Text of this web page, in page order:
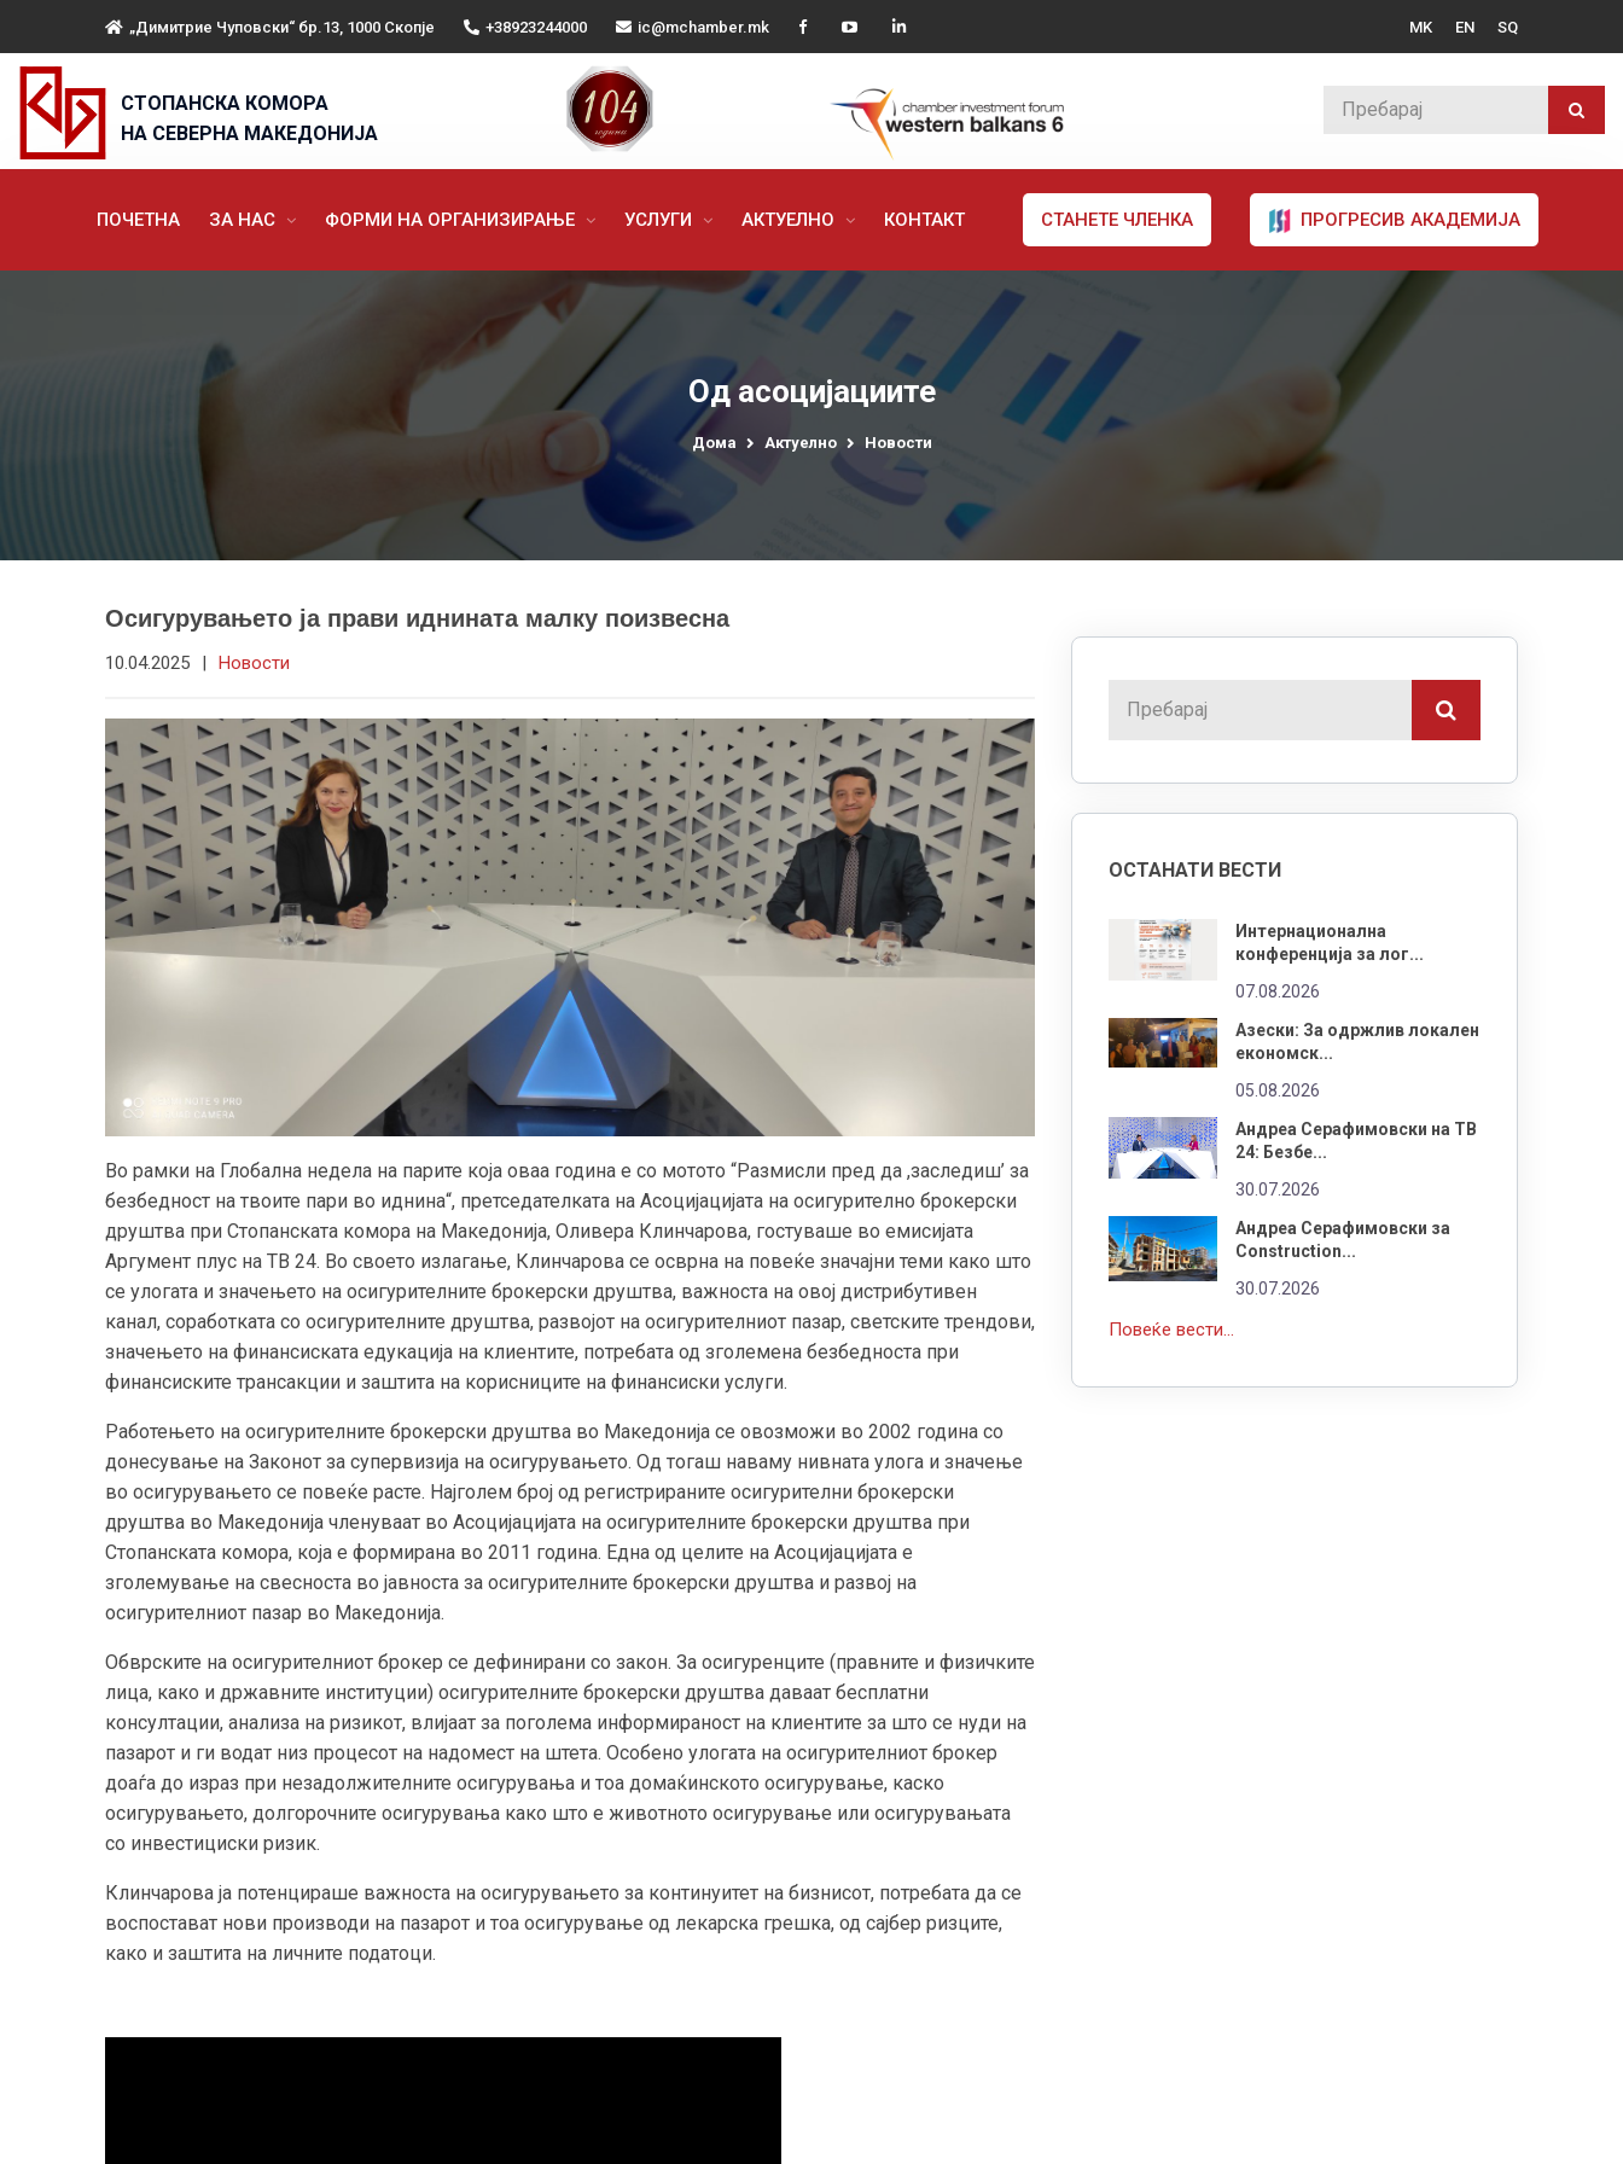
„Димитрие Чуповски“ бр.13, 1000 Скопје +38923244000 ic@mchamber.mk MK EN SQ
СТОПАНСКА КОМОРА
НА СЕВЕРНА МАКЕДОНИЈА
ПОЧЕТНА ЗА НАС ФОРМИ НА ОРГАНИЗИРАЊЕ УСЛУГИ АКТУЕЛНО КОНТАКТ СТАНЕТЕ ЧЛЕНКА ПРОГРЕСИВ АКАДЕМИЈА
Од асоцијациите
Дома Актуелно Новости
Осигурувањето ја прави иднината малку поизвесна
10.04.2025 | Новости
Во рамки на Глобална недела на парите која оваа година е со мотото “Размисли пред да ,заследиш’ за
безбедност на твоите пари во иднина“, претседателката на Асоцијацијата на осигурително брокерски
друштва при Стопанската комора на Македонија, Оливера Клинчарова, гостуваше во емисијата
Аргумент плус на ТВ 24. Во своето излагање, Клинчарова се осврна на повеќе значајни теми како што
се улогата и значењето на осигурителните брокерски друштва, важноста на овој дистрибутивен
канал, соработката со осигурителните друштва, развојот на осигурителниот пазар, светските трендови,
значењето на финансиската едукација на клиентите, потребата од зголемена безбедноста при
финансиските трансакции и заштита на корисниците на финансиски услуги.
Работењето на осигурителните брокерски друштва во Македонија се овозможи во 2002 година со
донесување на Законот за супервизија на осигурувањето. Од тогаш наваму нивната улога и значење
во осигурувањето се повеќе расте. Најголем број од регистрираните осигурителни брокерски
друштва во Македонија членуваат во Асоцијацијата на осигурителните брокерски друштва при
Стопанската комора, која е формирана во 2011 година. Една од целите на Асоцијацијата е
зголемување на свесноста во јавноста за осигурителните брокерски друштва и развој на
осигурителниот пазар во Македонија.
Обврските на осигурителниот брокер се дефинирани со закон. За осигуренците (правните и физичките
лица, како и државните институции) осигурителните брокерски друштва даваат бесплатни
консултации, анализа на ризикот, влијаат за поголема информираност на клиентите за што се нуди на
пазарот и ги водат низ процесот на надомест на штета. Особено улогата на осигурителниот брокер
доаѓа до израз при незадолжителните осигурувања и тоа домаќинското осигурување, каско
осигурувањето, долгорочните осигурувања како што е животното осигурување или осигурувањата
со инвестициски ризик.
Клинчарова ја потенцираше важноста на осигурувањето за континуитет на бизнисот, потребата да се
воспостават нови производи на пазарот и тоа осигурување од лекарска грешка, од сајбер ризците,
како и заштита на личните податоци.
ОСТАНАТИ ВЕСТИ
Интернационална
конференција за лог...
07.08.2026
Азески: За одржлив локален
економск...
05.08.2026
Андреа Серафимовски на ТВ
24: Безбе...
30.07.2026
Андреа Серафимовски за
Construction...
30.07.2026
Повеќе вести...